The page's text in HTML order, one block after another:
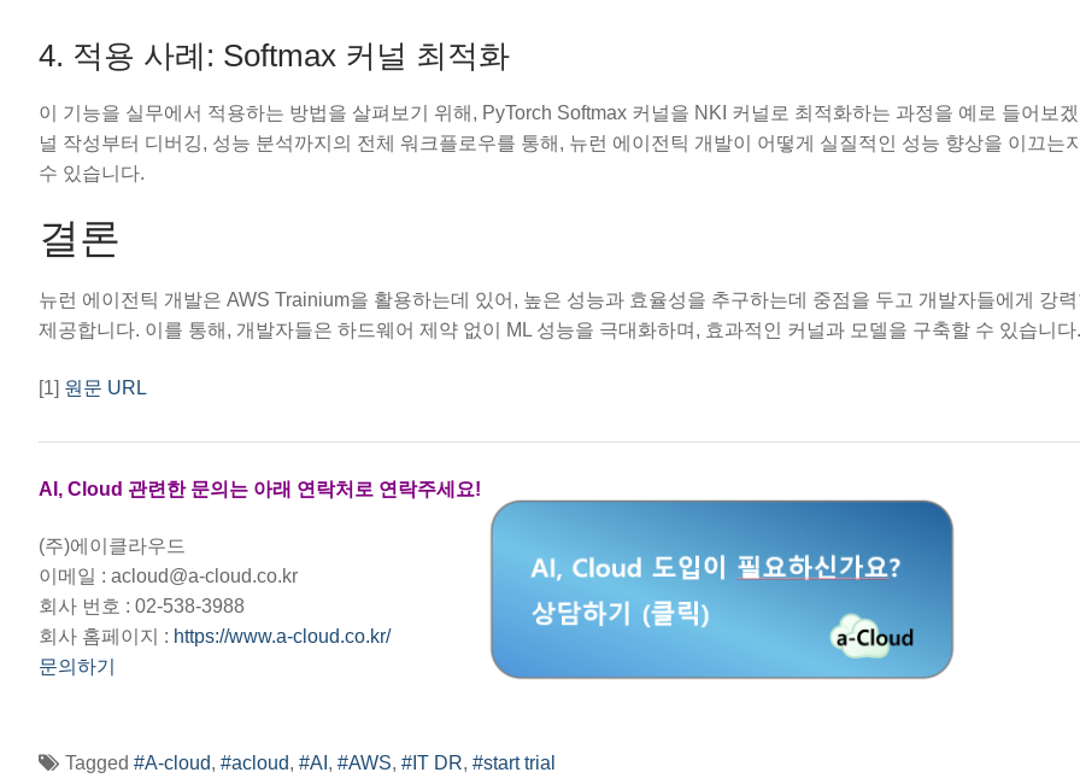
4. 적용 사례: Softmax 커널 최적화
이 기능을 실무에서 적용하는 방법을 살펴보기 위해, PyTorch Softmax 커널을 NKI 커널로 최적화하는 과정을 예로 들어보
널 작성부터 디버깅, 성능 분석까지의 전체 워크플로우를 통해, 뉴런 에이전틱 개발이 어떻게 실질적인 성능 향상을 이끄는
수 있습니다.
결론
뉴런 에이전틱 개발은 AWS Trainium을 활용하는데 있어, 높은 성능과 효율성을 추구하는데 중점을 두고 개발자들에게 강
제공합니다. 이를 통해, 개발자들은 하드웨어 제약 없이 ML 성능을 극대화하며, 효과적인 커널과 모델을 구축할 수 있습니다.
[1] 원문 URL
AI, Cloud 관련한 문의는 아래 연락처로 연락주세요!
(주)에이클라우드
이메일 : acloud@a-cloud.co.kr
회사 번호 : 02-538-3988
회사 홈페이지 : https://www.a-cloud.co.kr/
문의하기
Tagged #A-cloud, #acloud, #AI , #AWS, #IT DR, #start trial